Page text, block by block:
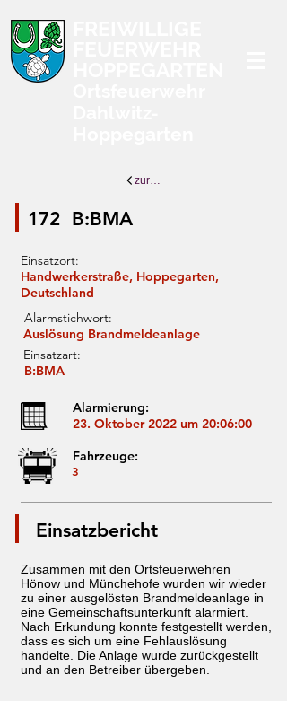
zurück zur Übersicht
B:BMA
172
Einsatzort:
Handwerkerstraße, Hoppegarten,
Deutschland
Alarmstichwort:
Auslösung Brandmeldeanlage
Einsatzart:
B:BMA
Alarmierung:
23. Oktober 2022 um 20:06:00
Fahrzeuge:
3
Einsatzbericht
Zusammen mit den Ortsfeuerwehren
Hönow und Münchehofe wurden wir wieder
zu einer ausgelösten Brandmeldeanlage in
eine Gemeinschaftsunterkunft alarmiert.
Nach Erkundung konnte festgestellt werden,
dass es sich um eine Fehlauslösung
handelte. Die Anlage wurde zurückgestellt
und an den Betreiber übergeben.